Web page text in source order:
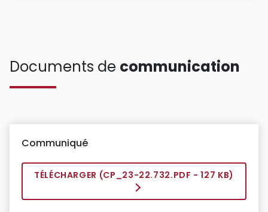
Documents de communication
Communiqué
TÉLÉCHARGER (CP_23-22.732.PDF - 127 KB)